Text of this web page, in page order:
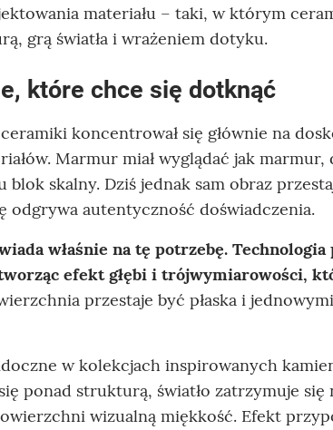
materiału – taki, w którym
grą światła i wrażeniem dotyku.
które chce się dotknąć
koncentrował się głównie na
Marmur miał wyglądać jak
blok skalny. Dziś jednak sam obraz
odgrywa autentyczność doświadczenia.
właśnie na tę potrzebę.
efekt głębi i trójwymiarowości,
przestaje być płaska i
w kolekcjach inspirowanych
ponad strukturą, światło zatrzymuje się
wizualną miękkość. Efekt